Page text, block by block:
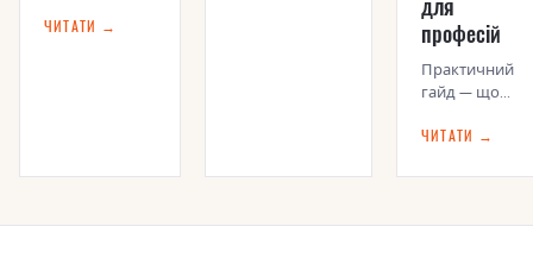
правильно
ЧИТАТИ →
професій
Практичний
гайд — що
розділі
hard від soft і
ЧИТАТИ →